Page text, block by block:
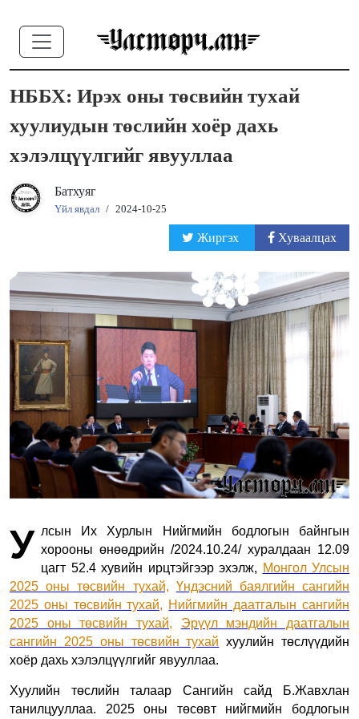
НББХ: Ирэх оны төсвийн тухай
хуулиудын төслийн хоёр дахь
хэлэлцүүлгийг явууллаа
Батхуяг
Үйл явдал / 2024-10-25
Жиргэх Хуваалцах
У лсын Их Хурлын
Нийгмийн бодлогын байнгын
хорооны өнөөдрийн /2024.10.24/ хуралдаан 12.09
цагт 52.4 хувийн ирцтэйгээр эхэлж, Монгол Улсын
2025 оны төсвийн тухай, Үндэсний баялгийн сангийн
2025 оны төсвийн тухай, Нийгмийн даатгалын сангийн
2025 оны төсвийн тухай,
Эрүүл мэндийн даатгалын
сангийн 2025 оны төсвийн тухай хуулийн төслүүдийн
хоёр дахь хэлэлцүүлгийг явууллаа.
Хуулийн төслийн талаар Сангийн сайд Б.Жавхлан
танилцууллаа. 2025 оны төсөвт нийгмийн бодлогын